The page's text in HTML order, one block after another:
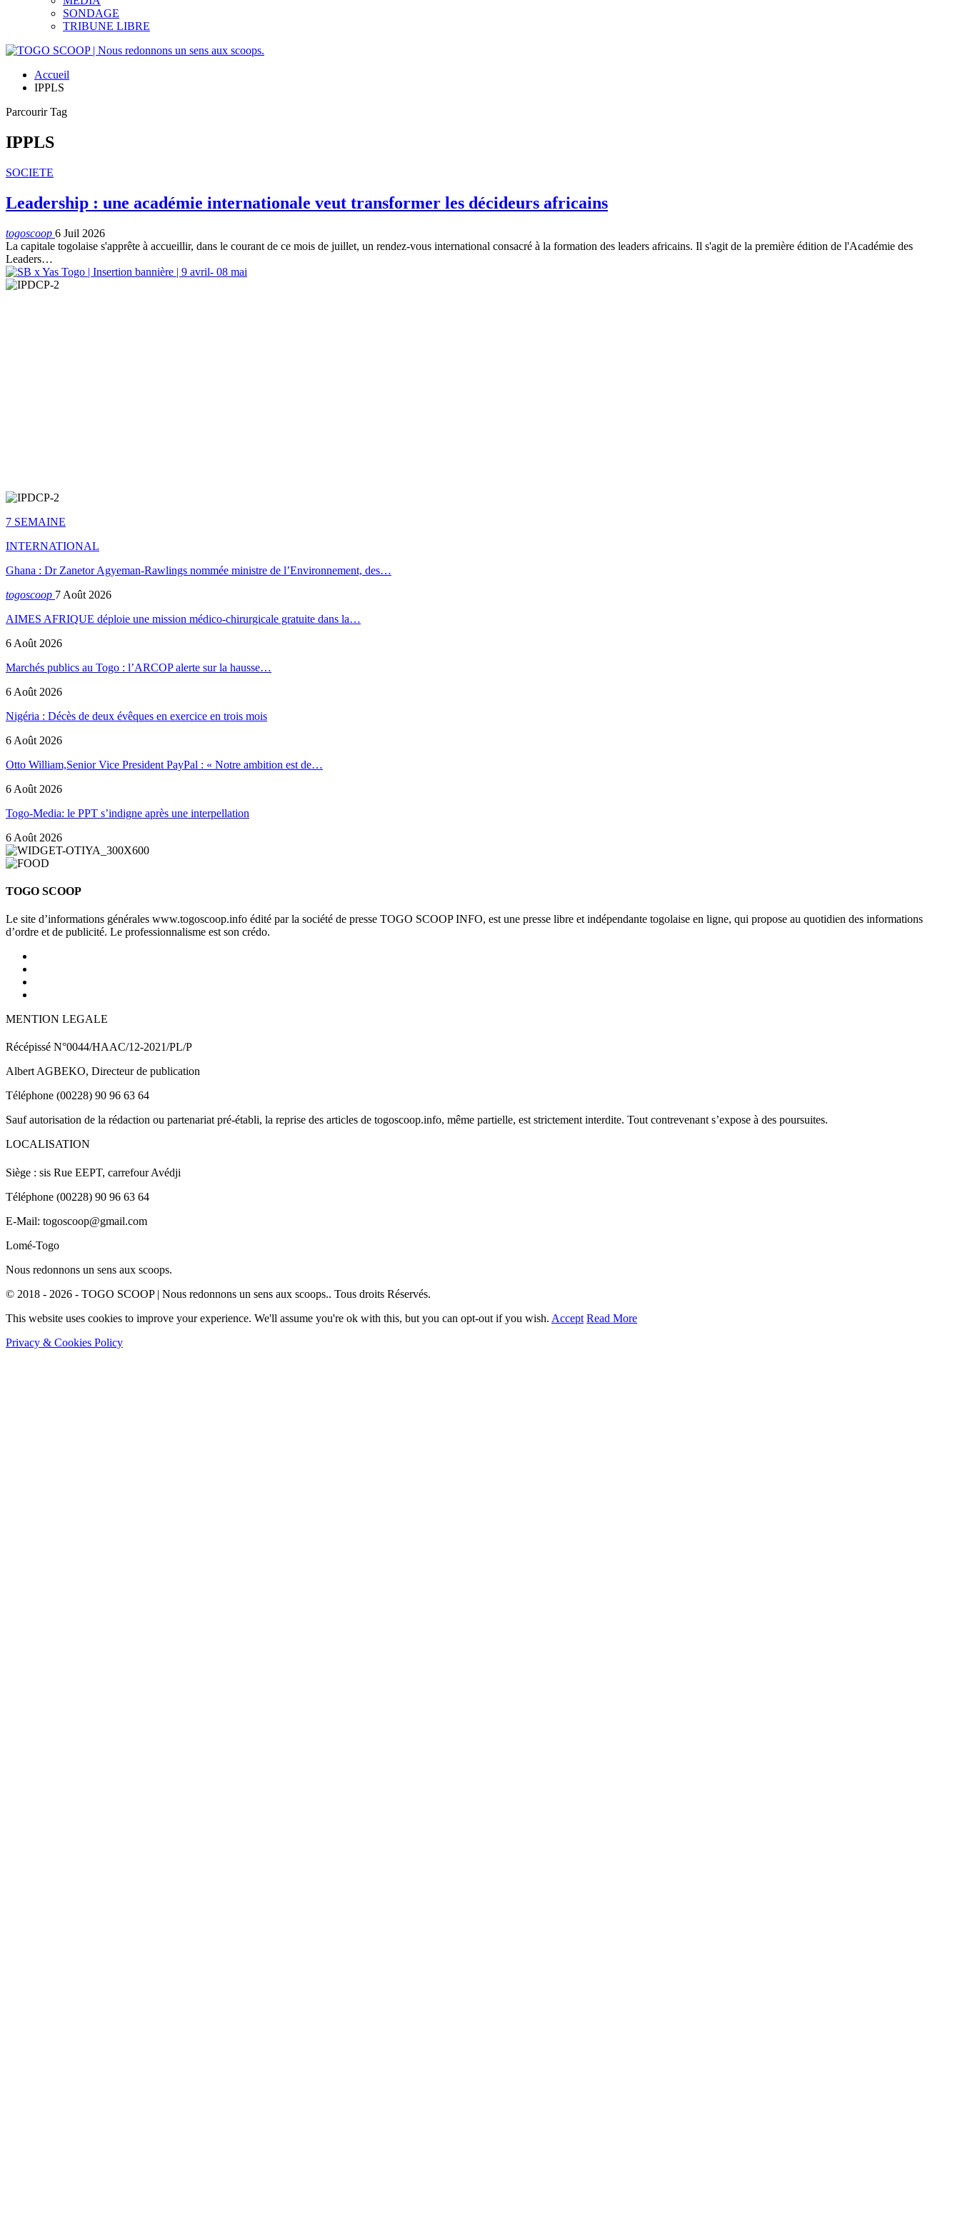
SONDAGE
TRIBUNE LIBRE
Accueil
IPPLS
Parcourir Tag
IPPLS
SOCIETE
Leadership : une académie internationale veut transformer les décideurs africains
togoscoop 6 Juil 2026
La capitale togolaise s'apprête à accueillir, dans le courant de ce mois de juillet, un rendez-vous international consacré à la formation des leaders africains. Il s'agit de la première édition de l'Académie des
Leaders…
7 SEMAINE
INTERNATIONAL
Ghana : Dr Zanetor Agyeman-Rawlings nommée ministre de l’Environnement, des…
togoscoop 7 Août 2026
AIMES AFRIQUE déploie une mission médico-chirurgicale gratuite dans la…
6 Août 2026
Marchés publics au Togo : l’ARCOP alerte sur la hausse…
6 Août 2026
Nigéria : Décès de deux évêques en exercice en trois mois
6 Août 2026
Otto William,Senior Vice President PayPal : « Notre ambition est de…
6 Août 2026
Togo-Media: le PPT s’indigne après une interpellation
6 Août 2026
TOGO SCOOP
Le site d’informations générales www.togoscoop.info édité par la société de presse TOGO SCOOP INFO, est une presse libre et indépendante togolaise en ligne, qui propose au quotidien des informations
d’ordre et de publicité. Le professionnalisme est son crédo.
MENTION LEGALE
Récépissé N°0044/HAAC/12-2021/PL/P
Albert AGBEKO, Directeur de publication
Téléphone (00228) 90 96 63 64
Sauf autorisation de la rédaction ou partenariat pré-établi, la reprise des articles de togoscoop.info, même partielle, est strictement interdite. Tout contrevenant s’expose à des poursuites.
LOCALISATION
Siège : sis Rue EEPT, carrefour Avédji
Téléphone (00228) 90 96 63 64
E-Mail: togoscoop@gmail.com
Lomé-Togo
Nous redonnons un sens aux scoops.
© 2018 - 2026 - TOGO SCOOP | Nous redonnons un sens aux scoops.. Tous droits Réservés.
This website uses cookies to improve your experience. We'll assume you're ok with this, but you can opt-out if you wish. Accept Read More
Privacy & Cookies Policy